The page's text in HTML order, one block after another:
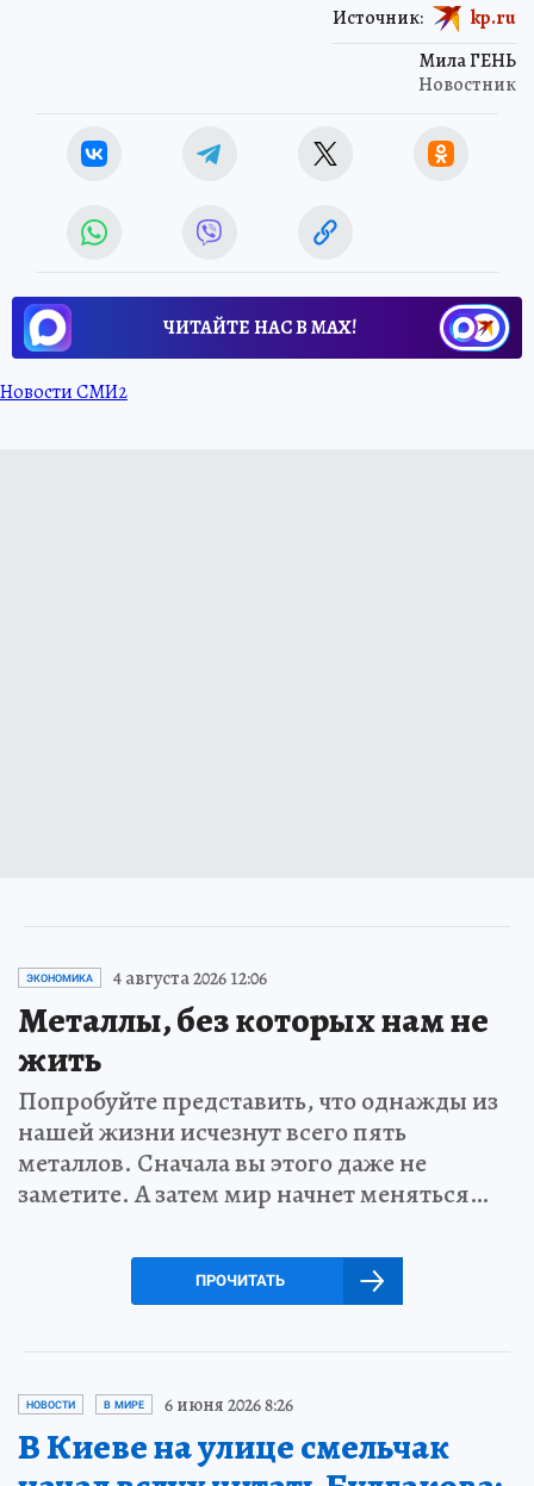
Мила ГЕНЬ
Новостник
Источник: kp.ru
ЧИТАЙТЕ НАС В МАХ!
Новости СМИ2
ЭКОНОМИКА 4 августа 2026 12:06
Металлы, без которых нам не
жить
Попробуйте представить, что однажды из
нашей жизни исчезнут всего пять
металлов. Сначала вы этого даже не
заметите. А затем мир начнет меняться…
ПРОЧИТАТЬ
НОВОСТИ В МИРЕ 6 июня 2026 8:26
В Киеве на улице смельчак